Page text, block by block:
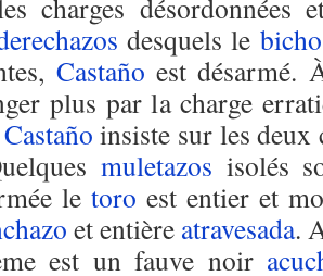
charges désordonnées
desquels le bicho
Castaño est désarmé.
plus par la charge
Castaño insiste sur les deux
muletazos isolés
le toro est entier et
et entière atravesada.
est un fauve noir